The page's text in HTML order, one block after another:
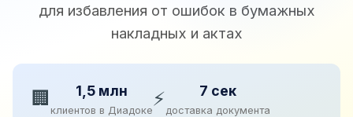
для избавления от ошибок в бумажных
накладных и актах
🏢 1,5 млн
клиентов в Диадоке⚡ 7 сек
доставка документа